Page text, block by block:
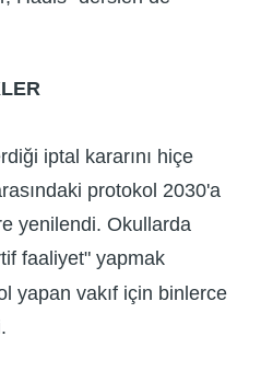
iptal kararını hiçe
protokol 2030'a
yenilendi. Okullarda
faaliyet" yapmak
yapan vakıf için binlerce